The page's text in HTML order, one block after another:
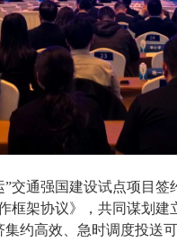
通强国建设试点项目签
框架协议》，共同谋划
约高效、急时调度投送